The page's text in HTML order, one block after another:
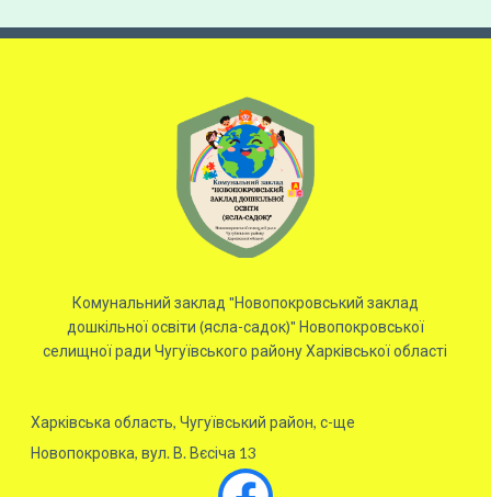
Комунальний заклад "Новопокровський заклад
дошкільної освіти (ясла-садок)" Новопокровської
селищної ради Чугуївського району Харківської області
Харківська область, Чугуївський район, с-ще
Новопокровка, вул. В. Вєсіча 13
Facebook